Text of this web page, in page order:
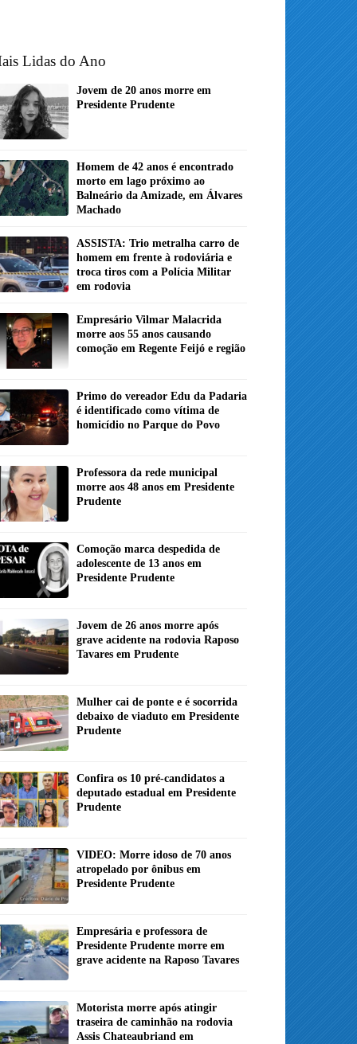
Lidas do Ano
Jovem de 20 anos morre em
Presidente Prudente
Homem de 42 anos é encontrado
morto em lago próximo ao
Balneário da Amizade, em Álvares
Machado
ASSISTA: Trio metralha carro de
homem em frente à rodoviária e
troca tiros com a Polícia Militar
em rodovia
Empresário Vilmar Malacrida
morre aos 55 anos causando
comoção em Regente Feijó e região
Primo do vereador Edu da Padaria
é identificado como vítima de
homicídio no Parque do Povo
Professora da rede municipal
morre aos 48 anos em Presidente
Prudente
Comoção marca despedida de
adolescente de 13 anos em
Presidente Prudente
Jovem de 26 anos morre após
grave acidente na rodovia Raposo
Tavares em Prudente
Mulher cai de ponte e é socorrida
debaixo de viaduto em Presidente
Prudente
Confira os 10 pré-candidatos a
deputado estadual em Presidente
Prudente
VIDEO: Morre idoso de 70 anos
atropelado por ônibus em
Presidente Prudente
Empresária e professora de
Presidente Prudente morre em
grave acidente na Raposo Tavares
Motorista morre após atingir
traseira de caminhão na rodovia
Assis Chateaubriand em